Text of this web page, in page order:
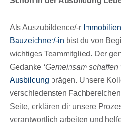
Als Auszu­bil­den­de/-r
Bauzeich­ner/-in bist du von
wich­ti­ges Team­mit­glied. Der
Gedanke ‘Gemein­sam schaf­fen
Ausbil­dung prägen. Unsere
verschie­dens­ten
Seite, erklä­ren dir unsere
ver­ant­wort­lich arbei­ten und